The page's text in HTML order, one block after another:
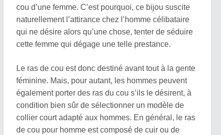
cou d’une femme. C’est pourquoi, ce bijou suscite
naturellement l’attirance chez l’homme célibataire
qui ne désire alors qu’une chose, tenter de séduire
cette femme qui dégage une telle prestance.
Le ras de cou est donc destiné avant tout à la gente
féminine. Mais, pour autant, les hommes peuvent
également porter des ras du cou s’ils le désirent, à
condition bien sûr de sélectionner un modèle de
collier court adapté aux hommes. En général, le ras
de cou pour homme est composé de cuir ou de